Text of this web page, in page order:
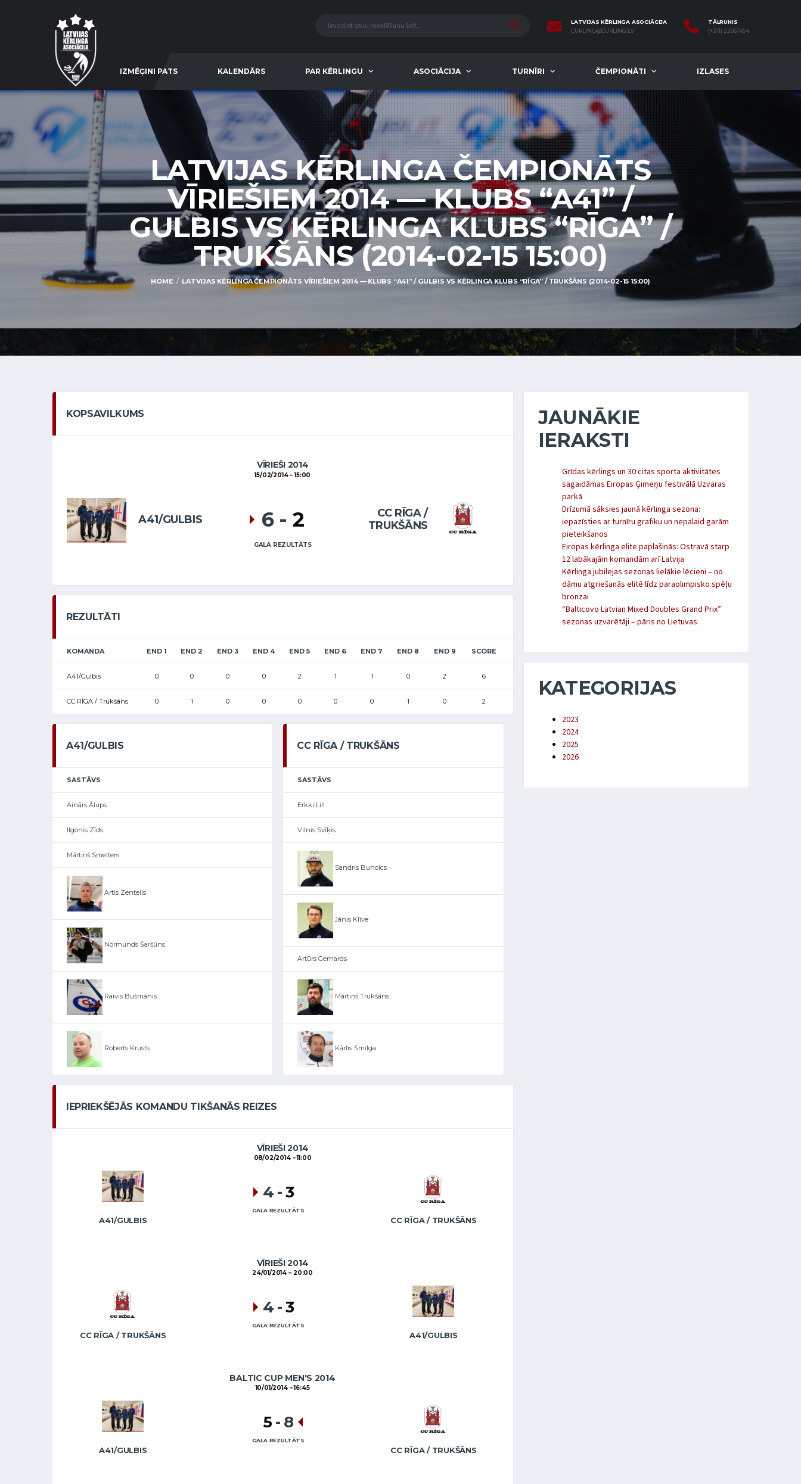
LATVIJAS KĒRLINGA ASOCIĀCIJA
CURLING@CURLING.LV
TĀLRUNIS
(+371) 22067454
IZMĒĢINI PATS KALENDĀRS PAR KĒRLINGU ASOCIĀCIJA TURNĪRI ČEMPIONĀTI IZLASES
LATVIJAS KĒRLINGA ČEMPIONĀTS
VĪRIEŠIEM 2014 — KLUBS “A41” /
GULBIS VS KĒRLINGA KLUBS “RĪGA” /
TRUKŠĀNS (2014-02-15 15:00)
HOME LATVIJAS KĒRLINGA ČEMPIONĀTS VĪRIEŠIEM 2014 — KLUBS “A41” / GULBIS VS KĒRLINGA KLUBS “RĪGA” / TRUKŠĀNS (2014-02-15 15:00)
KOPSAVILKUMS
VĪRIEŠI 2014
15/02/2014 15:00
A41/GULBIS
CC RĪGA /
TRUKŠĀNS
6 - 2
GALA REZULTĀTS
REZULTĀTI
KOMANDA END 1 END 2 END 3 END 4 END 5 END 6 END 7 END 8 END 9 SCORE
A41/Gulbis 0 0 0 0 2 1 1 0 2 6
CC RĪGA / Trukšāns 0 1 0 0 0 0 0 1 0 2
A41/GULBIS
SASTĀVS
Ainārs Ālups
Ilgonis Zīds
Mārtiņš Smelters
Artis Zentelis
Normunds Šaršūns
Raivis Bušmanis
Roberts Krusts
CC RĪGA / TRUKŠĀNS
SASTĀVS
Erkki Lill
Vilnis Svīķis
Sandris Buholcs
Jānis Klīve
Artūrs Gerhards
Mārtiņš Trukšāns
Kārlis Smilga
IEPRIEKŠĒJĀS KOMANDU TIKŠANĀS REIZES
VĪRIEŠI 2014
08/02/2014 11:00
A41/GULBIS CC RĪGA / TRUKŠĀNS
4 -3
GALA REZULTĀTS
VĪRIEŠI 2014
24/01/2014 20:00
CC RĪGA / TRUKŠĀNS A41/GULBIS
4 -3
GALA REZULTĀTS
BALTIC CUP MEN'S 2014
10/01/2014 16:45
A41/GULBIS CC RĪGA / TRUKŠĀNS
5 - 8
GALA REZULTĀTS
JAUNĀKIE
IERAKSTI
Grīdas kērlings un 30 citas sporta aktivitātes
sagaidāmas Eiropas Ģimeņu festivālā Uzvaras
parkā
Drīzumā sāksies jaunā kērlinga sezona:
iepazīsties ar turnīru grafiku un nepalaid garām
pieteikšanos
Eiropas kērlinga elite paplašinās: Ostravā starp
12 labākajām komandām arī Latvija
Kērlinga jubilejas sezonas lielākie lēcieni – no
dāmu atgriešanās elitē līdz paraolimpisko spēļu
bronzai
“Balticovo Latvian Mixed Doubles Grand Prix”
sezonas uzvarētāji – pāris no Lietuvas
KATEGORIJAS
2023
2024
2025
2026